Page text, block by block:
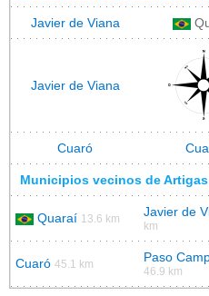
Javier de Viana
Javier de Viana
Cuaró
Municipios vecinos de Artigas
Quaraí 13.6 km Javier de
km
Cuaró 45.1 km Paso
46.9 km